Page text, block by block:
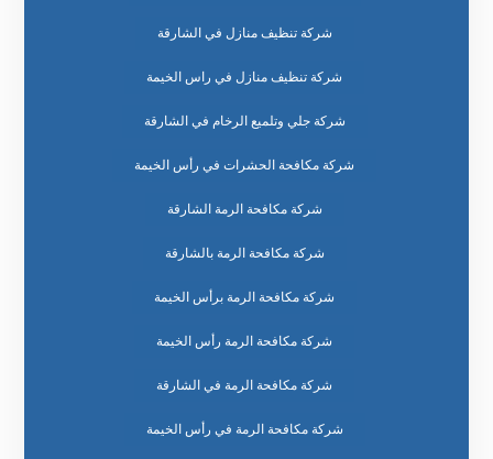
شركة تنظيف منازل في الشارقة
شركة تنظيف منازل في راس الخيمة
شركة جلي وتلميع الرخام في الشارقة
شركة مكافحة الحشرات في رأس الخيمة
شركة مكافحة الرمة الشارقة
شركة مكافحة الرمة بالشارقة
شركة مكافحة الرمة برأس الخيمة
شركة مكافحة الرمة رأس الخيمة
شركة مكافحة الرمة في الشارقة
شركة مكافحة الرمة في رأس الخيمة